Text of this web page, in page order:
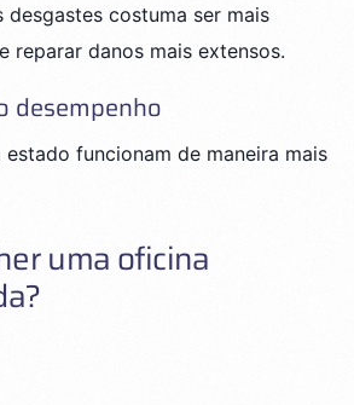
desgastes costuma ser mais
reparar danos mais extensos.
desempenho
estado funcionam de maneira mais
uma oficina